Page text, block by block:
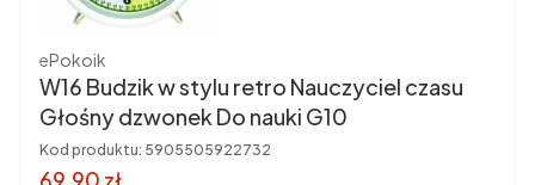
Producent
ePokoik
W16 Budzik w stylu retro Nauczyciel czasu
Głośny dzwonek Do nauki G10
Kod produktu: 5905505922732
Cena promocyjna brutto